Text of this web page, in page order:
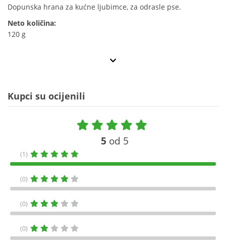
Dopunska hrana za kućne ljubimce, za odrasle pse.
Neto količina:
120 g
Kupci su ocijenili
5 od 5
(1)
(0)
(0)
(0)